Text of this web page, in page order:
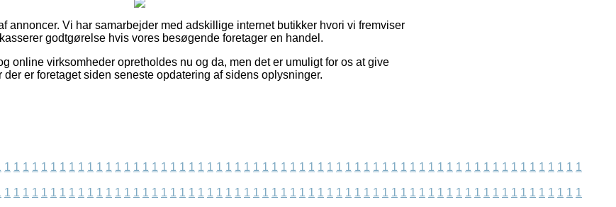
annoncer. Vi har samarbejder med adskillige internet butikker hvori vi fremviser
godtgørelse hvis vores besøgende foretager en handel.
online virksomheder opretholdes nu og da, men det er umuligt for os at give
er foretaget siden seneste opdatering af sidens oplysninger.
1 1 1 1 1 1 1 1 1 1 1 1 1 1 1 1 1 1 1 1 1 1 1 1 1 1 1 1 1 1 1 1 1 1 1 1 1 1 1 1 1 1 1 1 1 1 1 1 1 1 1 1 1 1 1 1 1 1 1 1 1 1 1
1 1 1 1 1 1 1 1 1 1 1 1 1 1 1 1 1 1 1 1 1 1 1 1 1 1 1 1 1 1 1 1 1 1 1 1 1 1 1 1 1 1 1 1 1 1 1 1 1 1 1 1 1 1 1 1 1 1 1 1 1 1 1